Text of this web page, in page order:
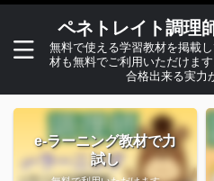
ペネトレイト調理
無料で使える学習教材を掲載
材も無料でご利用いただけま
合格出来る実力
e-ラーニング教材で力
試し